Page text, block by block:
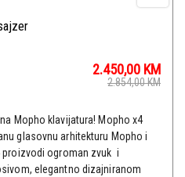
2.450,00 KM
2.854,00KM
Mopho klavijatura! Mopho x4
glasovnu arhitekturu Mopho i
proizvodi ogroman zvuk i
elegantno dizajniranom